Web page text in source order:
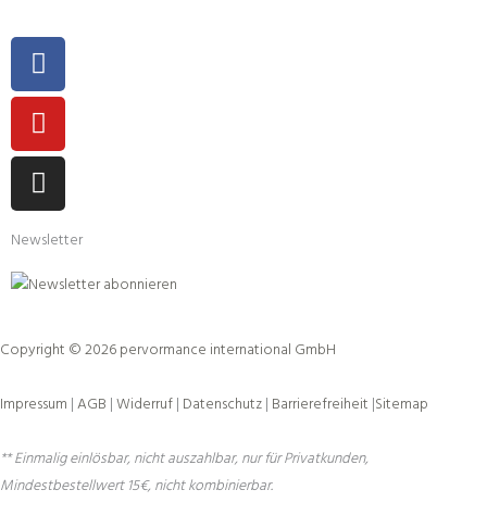
Facebook
Youtube
Instagram
Newsletter
Copyright © 2026 pervormance international GmbH
Impressum |AGB |Widerruf| Datenschutz| Barrierefreiheit |Sitemap
** Einmalig einlösbar, nicht auszahlbar, nur für Privatkunden,
Mindestbestellwert 15€, nicht kombinierbar.